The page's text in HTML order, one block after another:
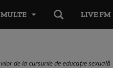
LIVE FM
de la cursurile de educație sexuală